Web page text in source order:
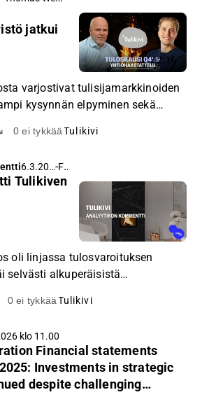
12:16
jatkui
varjostivat tulisijamarkkinoiden
kysynnän elpyminen sekä
0ei tykkääTulikivi
6.3.202
6 klo
- Flash
Tulikiven
oli linjassa tulosvaroituksen
selvästi alkuperäisistä
ennakoitua hitaampi kysynnän
Tilausvirta ei osoita merkkejä
asettaa vuoden 2026
uskottavuuden koetukselle.
0ei tykkääTulikivi
klo 11.00
Financial statements
Investments in strategic
despite challenging